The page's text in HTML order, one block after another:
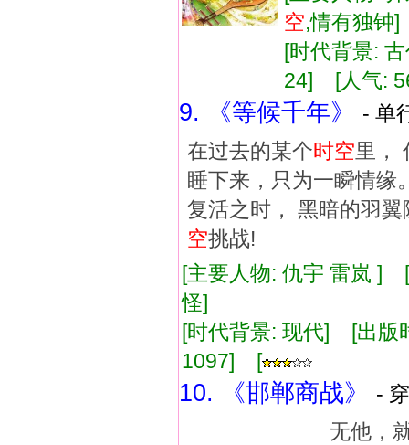
空,情有独
[时代背景:
24] [人气:
9. 《等候千年》
- 单
在过去的某个时空里，
睡下来，只为一瞬情缘
复活之时， 黑暗的羽翼
空挑战!
[主要人物: 仇宇 雷岚 ]
怪]
[时代背景: 现代] [出
1097] [
10. 《邯郸商战》
-
无他，